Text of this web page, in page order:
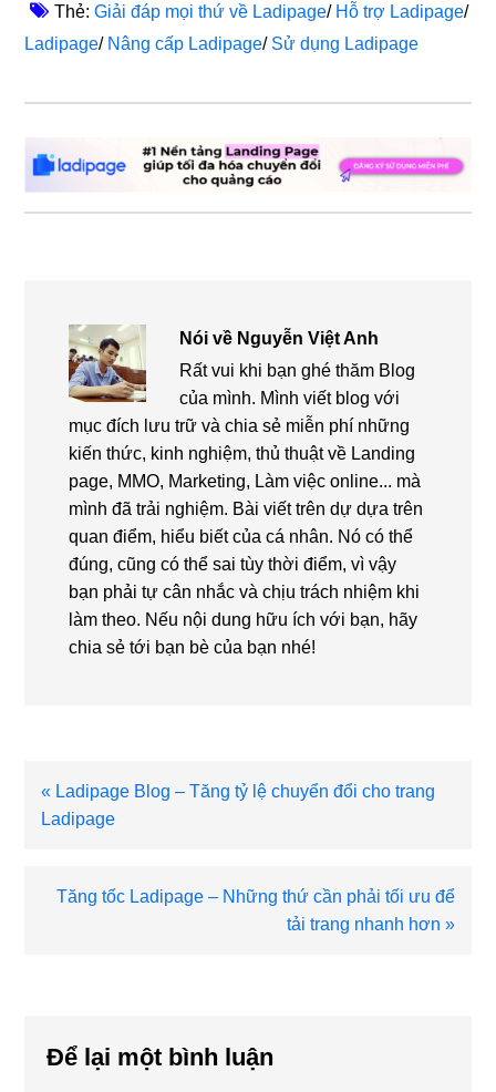
Thẻ:Giải đáp mọi thứ về Ladipage/ Hỗ trợ Ladipage/
Ladipage/ Nâng cấp Ladipage/ Sử dụng Ladipage
Nói về Nguyễn Việt Anh
Rất vui khi bạn ghé thăm Blog
của mình. Mình viết blog với
mục đích lưu trữ và chia sẻ miễn phí những
kiến thức, kinh nghiệm, thủ thuật về Landing
page, MMO, Marketing, Làm việc online... mà
mình đã trải nghiệm. Bài viết trên dự dựa trên
quan điểm, hiểu biết của cá nhân. Nó có thể
đúng, cũng có thể sai tùy thời điểm, vì vậy
bạn phải tự cân nhắc và chịu trách nhiệm khi
làm theo. Nếu nội dung hữu ích với bạn, hãy
chia sẻ tới bạn bè của bạn nhé!
Bài
viết
« Ladipage Blog – Tăng tỷ lệ chuyển đổi cho trang
Ladipage
Bài
Tăng tốc Ladipage – Những thứ cần phải tối ưu để
tải trang nhanh hơn »
Để lại một bình luận